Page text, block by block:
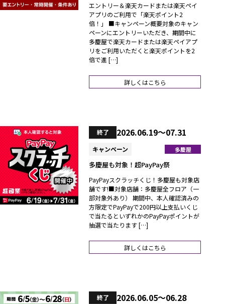
エントリー＆楽天カードまたは楽天ペイ
アプリのご利用で「楽天ポイント2
倍！」 ■キャンペーン概要対象のキャン
ペーンにエントリーいただき、期間中に
多慶屋で楽天カードまたは楽天ペイアプ
リをご利用いただくと楽天ポイントを2
倍で進 […]
詳しくはこちら
終了 2026.06.19～07.31
キャンペーン 多慶屋
多慶屋も対象！超PayPay祭
PayPayスクラッチくじ！多慶屋も対象店
舗です!■対象店舗：多慶屋全フロア（一
部対象外あり） 期間中、本人確認済みの
方限定でPayPayで200円以上支払いくじ
で当たるといずれかのPayPayポイントが
抽選で当たります […]
詳しくはこちら
終了 2026.06.05～06.28